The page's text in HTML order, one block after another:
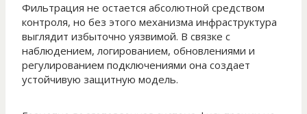
Фильтрация не остается абсолютной средством
контроля, но без этого механизма инфраструктура
выглядит избыточно уязвимой. В связке с
наблюдением, логированием, обновлениями и
регулированием подключениями она создает
устойчивую защитную модель.